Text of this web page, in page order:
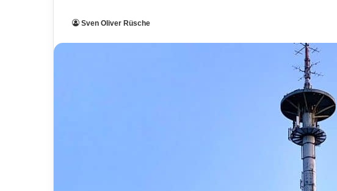
Sven Oliver Rüsche